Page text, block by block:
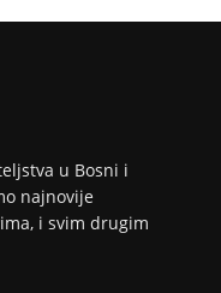
u Bosni i
najnovije
i svim drugim